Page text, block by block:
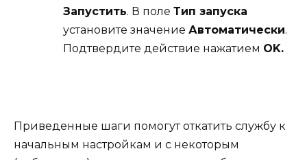
Запустить. В поле Тип запуска
установите значение Автоматически.
Подтвердите действие нажатием OK.
Приведенные шаги помогут откатить службу к
начальным настройкам и с некоторым